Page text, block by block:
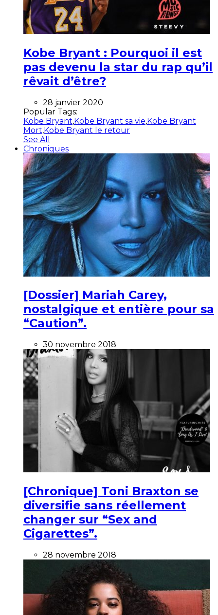
Kobe Bryant : Pourquoi il est
pas devenu la star du rap qu’il
rêvait d’être?
28 janvier 2020
Popular Tags:
Kobe Bryant,Kobe Bryant sa vie,Kobe Bryant
Mort,Kobe Bryant le retour
See All
Chroniques
[Dossier] Mariah Carey,
nostalgique et entière pour sa
“Caution”.
30 novembre 2018
[Chronique] Toni Braxton se
diversifie sans réellement
changer sur “Sex and
Cigarettes”.
28 novembre 2018